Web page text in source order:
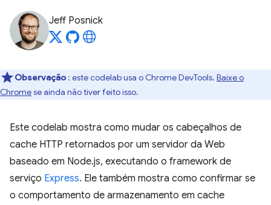
Jeff Posnick
Observação : este codelab usa o Chrome DevTools. Baixe o
Chromese ainda não tiver feito isso.
Este codelab mostra como mudar os cabeçalhos de
cache HTTP retornados por um servidor da Web
baseado em Node.js, executando o framework de
serviço Express. Ele também mostra como confirmar se
o comportamento de armazenamento em cache